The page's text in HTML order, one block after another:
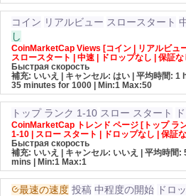
コイン リアルビュー スロースタート
し
CoinMarketCap Views [コイン | リアルビュー
スロースタート | 中速 | ドロップなし | 保証な
Быстрая скорость
補充: いいえ | キャンセル: はい | 平均時間: 1
35 minutes for 1000
| Min:1 Max:50
トップ ランク 1-10 スロー スタート
CoinMarketCap トレンド ページ [トップ ラ
1-10 | スロー スタート | ドロップなし | 保証
Быстрая скорость
補充: いいえ | キャンセル: いいえ | 平均時間:
mins
| Min:1 Max:1
最速の速度 投稿 中程度の開始 ドロ